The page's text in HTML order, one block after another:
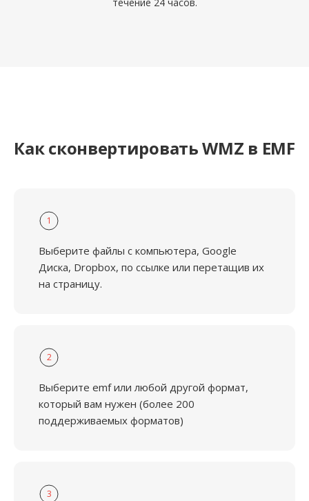
Как сконвертировать WMZ в EMF
1
Выберите файлы с компьютера, Google
Диска, Dropbox, по ссылке или перетащив их
на страницу.
2
Выберите emf или любой другой формат,
который вам нужен (более 200
поддерживаемых форматов)
3